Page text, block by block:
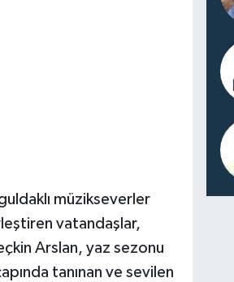
müzikseverler
vatandaşlar,
Arslan, yaz sezonu
tanınan ve sevilen